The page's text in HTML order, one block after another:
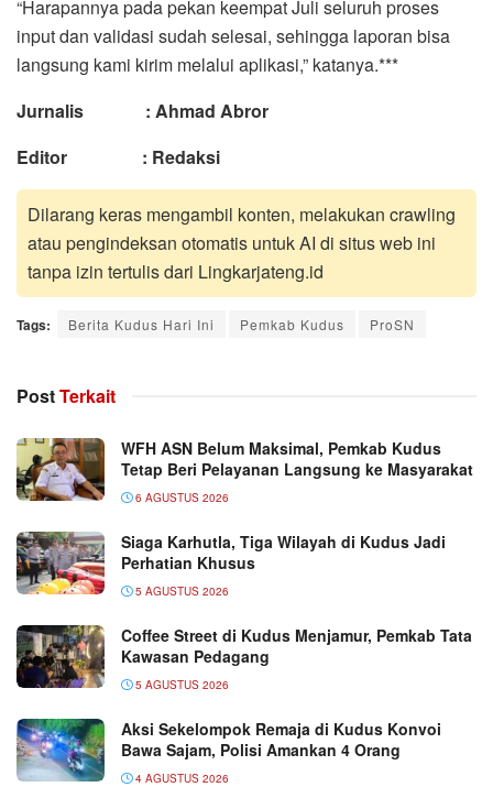
“Harapannya pada pekan keempat Juli seluruh proses
input dan validasi sudah selesai, sehingga laporan bisa
langsung kami kirim melalui aplikasi,” katanya.***
Jurnalis : Ahmad Abror
Editor : Redaksi
Dilarang keras mengambil konten, melakukan crawling
atau pengindeksan otomatis untuk AI di situs web ini
tanpa izin tertulis dari Lingkarjateng.id
Tags: Berita Kudus Hari Ini Pemkab Kudus ProSN
PostTerkait
WFH ASN Belum Maksimal, Pemkab Kudus
Tetap Beri Pelayanan Langsung ke Masyarakat
6 AGUSTUS 2026
Siaga Karhutla, Tiga Wilayah di Kudus Jadi
Perhatian Khusus
5 AGUSTUS 2026
Coffee Street di Kudus Menjamur, Pemkab Tata
Kawasan Pedagang
5 AGUSTUS 2026
Aksi Sekelompok Remaja di Kudus Konvoi
Bawa Sajam, Polisi Amankan 4 Orang
4 AGUSTUS 2026